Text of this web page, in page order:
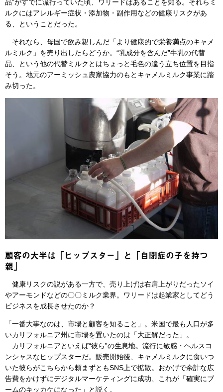
品”がすでに流行っていた頃、ワリードはあることを知る。それらミ
ルクにはアレルギー症状・添加物・副作用などの健康リスクがあ
る、ということだった。
それなら、母国で飲み親しんだ「より健康的で栄養満点のキャメ
ルミルク」を売り出したらどうか。“乳成分を含んだ”牛乳の代替
品、という他の代替ミルクとはちょっと毛色の違う立ち位置を目指
そう。地元のアーミッシュ農家協力のもとキャメルミルク事業に踏
み切った。
顧客の大半は「ヒップスター」と「自閉症の子を持つ
親」
健康リスクの説がある一方で、売り上げは右肩上がりだったソイ
やアーモンドなどの〇〇ミルク業界。ワリードは起業家としてどう
ビジネスを成長させたのか？
「一番大事なのは、市場と顧客を知ること」。米国で最も人口が多
いカリフォルニア州に市場を置いたのは「大正解だった」。
カリフォルニアといえば“彼ら”の生息地。流行に敏感・ヘルスコ
ンシャスなヒップスターだ。販売開始後、キャメルミルクに食いつ
いた彼らがこちらから頼まずともSNS上で拡散。おかげで余計な広
告費をかけずにデジタルマーケティングに成功、これが「確実にブ
ームのキッカケになった」と説く。